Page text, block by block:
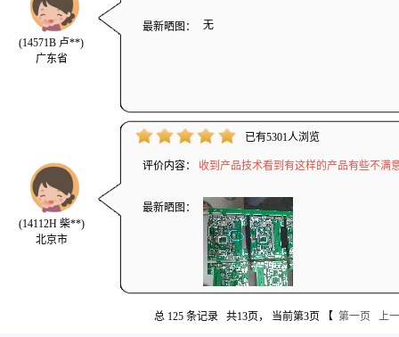
(14571B 卢**)
广东省
最新晒图： 无
(14112H 柴**)
北京市
已有5301人浏览
评价内容： 收到产品技术看到有这样的产品有些不满
最新晒图：
总 125 条记录 共13页， 当前第3页 【 第一页 上